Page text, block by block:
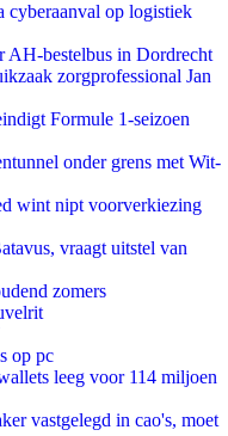
op logistiek
AH-bestelbus in Dordrecht
zorgprofessional Jan
Formule 1-seizoen
onder grens met Wit-
wint nipt voorverkiezing
vraagt uitstel van
zomers
op pc
leeg voor 114 miljoen
vastgelegd in cao's, moet